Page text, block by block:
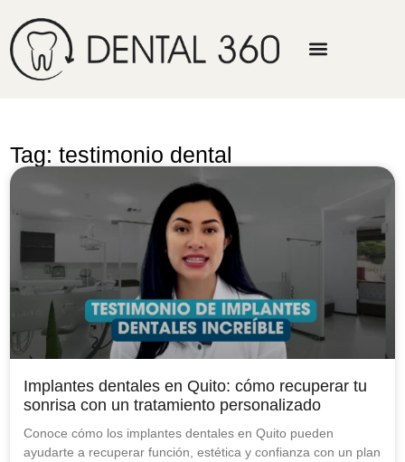
Tag: testimonio dental
Implantes dentales en Quito: cómo recuperar tu
sonrisa con un tratamiento personalizado
Conoce cómo los implantes dentales en Quito pueden
ayudarte a recuperar función, estética y confianza con un plan